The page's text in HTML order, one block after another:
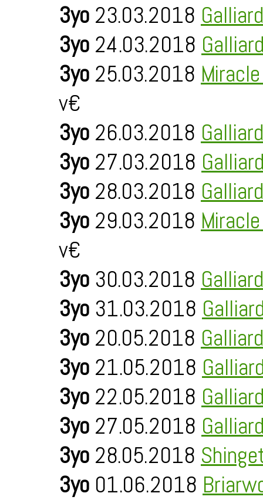
3yo 23.03.2018
3yo 24.03.2018
3yo 25.03.2018
v€
3yo 26.03.2018
3yo 27.03.2018
3yo 28.03.2018
3yo 29.03.2018
v€
3yo 30.03.2018
3yo 31.03.2018
3yo 20.05.2018
3yo 21.05.2018
3yo 22.05.2018
3yo 27.05.2018
3yo 28.05.2018
3yo 01.06.2018